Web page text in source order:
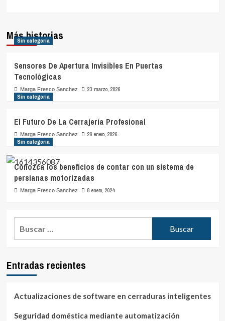
Más historias
Sin categoría
Sensores De Apertura Invisibles En Puertas
Tecnológicas
Marga Fresco Sanchez
23 marzo, 2026
Sin categoría
El Futuro De La Cerrajería Profesional
Marga Fresco Sanchez
26 enero, 2026
Sin categoría
Conozca los beneficios de contar con un sistema de
persianas motorizadas
Marga Fresco Sanchez 8 enero, 2024
Entradas recientes
Actualizaciones de software en cerraduras inteligentes
Seguridad doméstica mediante automatización